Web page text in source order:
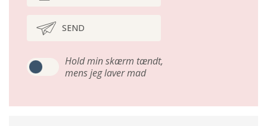
SEND
Hold min skærm tændt,
mens jeg laver mad